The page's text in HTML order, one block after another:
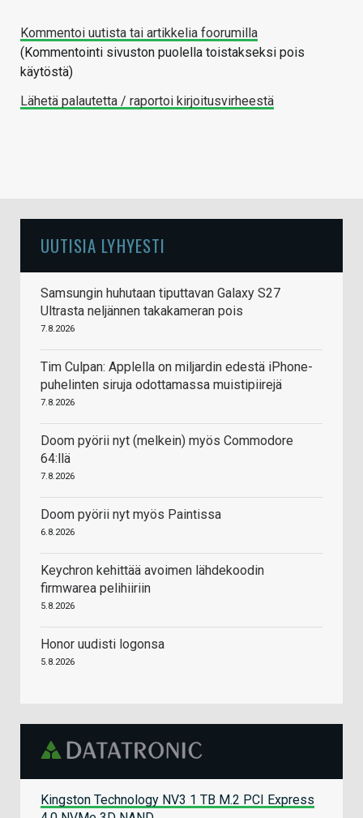
Kommentoi uutista tai artikkelia foorumilla
(Kommentointi sivuston puolella toistakseksi pois
käytöstä)
Lähetä palautetta / raportoi kirjoitusvirheestä
UUTISIA LYHYESTI
Samsungin huhutaan tiputtavan Galaxy S27
Ultrasta neljännen takakameran pois
7.8.2026
Tim Culpan: Applella on miljardin edestä iPhone-
puhelinten siruja odottamassa muistipiirejä
7.8.2026
Doom pyörii nyt (melkein) myös Commodore
64:llä
7.8.2026
Doom pyörii nyt myös Paintissa
6.8.2026
Keychron kehittää avoimen lähdekoodin
firmwarea pelihiiriin
5.8.2026
Honor uudisti logonsa
5.8.2026
Kingston Technology NV3 1 TB M.2 PCI Express